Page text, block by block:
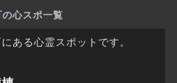
心スポ一覧
ある心霊スポットです。